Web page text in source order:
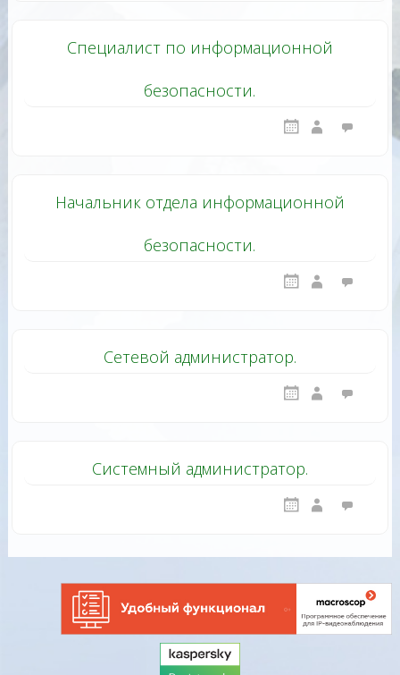
Специалист по информационной
безопасности.
Начальник отдела информационной
безопасности.
Сетевой администратор.
Системный администратор.